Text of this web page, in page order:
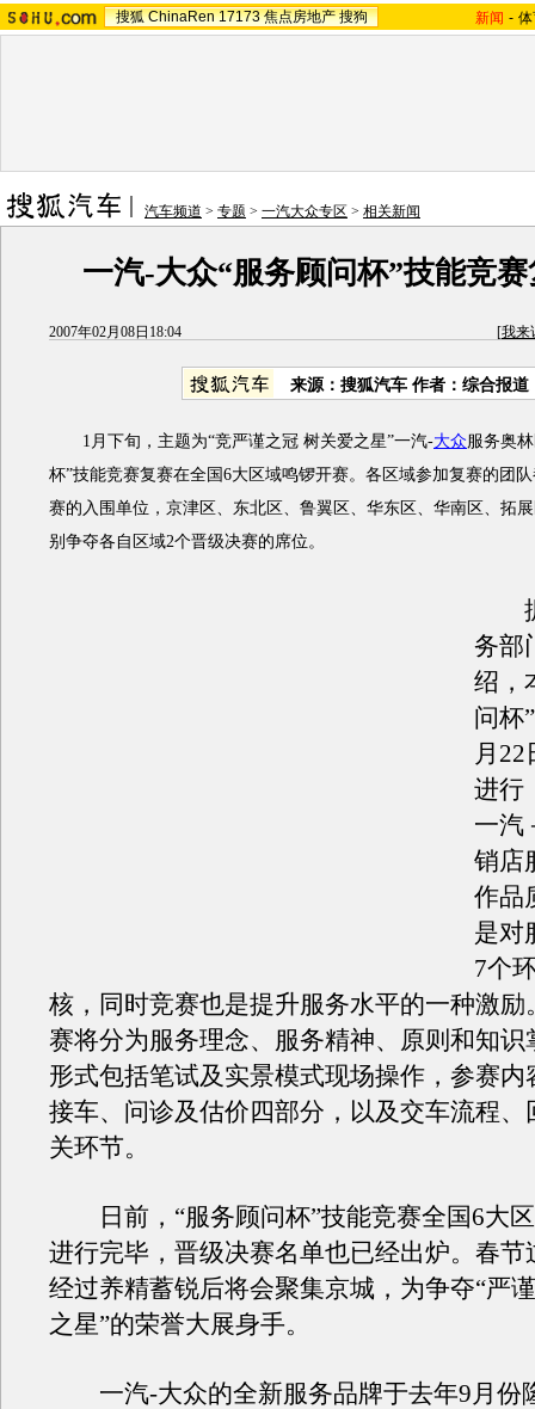
搜狐 ChinaRen 17173 焦点房地产 搜狗 新闻 -
汽车频道 > 专题 > 一汽大众专区 > 相关新闻
一汽-大众“服务顾问杯”技能竞
2007年02月08日18:04 [我来
来源：搜狐汽车 作者：综合报道
1月下旬，主题为“竞严谨之冠 树关爱之星”一汽-大众服务奥
杯”技能竞赛复赛在全国6大区域鸣锣开赛。各区域参加复赛的团
赛的入围单位，京津区、东北区、鲁翼区、华东区、华南区、拓
别争夺各自区域2个晋级决赛的席位。
据
务部
绍，
问杯
月22
进行
一汽
销店
作品
是对
7个
核，同时竞赛也是提升服务水平的一种激励
赛将分为服务理念、服务精神、原则和知识
形式包括笔试及实景模式现场操作，参赛内
接车、问诊及估价四部分，以及交车流程、
关环节。
日前，“服务顾问杯”技能竞赛全国6大
进行完毕，晋级决赛名单也已经出炉。春节
经过养精蓄锐后将会聚集京城，为争夺“严
之星”的荣誉大展身手。
一汽-大众的全新服务品牌于去年9月份